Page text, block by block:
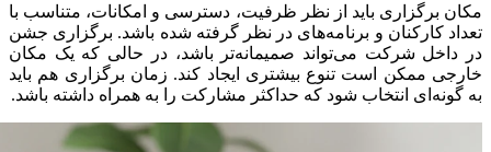
مکان برگزاری باید از نظر ظرفیت، دسترسی و امکانات، متناسب با
تعداد کارکنان و برنامه‌های در نظر گرفته شده باشد. برگزاری جشن
در داخل شرکت می‌تواند صمیمانه‌تر باشد، در حالی که یک مکان
خارجی ممکن است تنوع بیشتری ایجاد کند. زمان برگزاری هم باید
به گونه‌ای انتخاب شود که حداکثر مشارکت را به همراه داشته باشد.